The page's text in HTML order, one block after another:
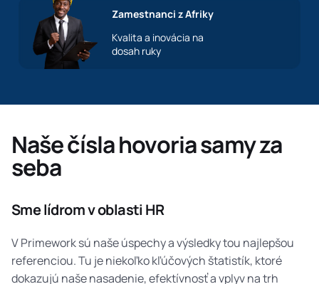
Zamestnanci z Afriky
Kvalita a inovácia na
dosah ruky
Naše čísla hovoria samy za
seba
Sme lídrom v oblasti HR
V Primework sú naše úspechy a výsledky tou najlepšou
referenciou. Tu je niekoľko kľúčových štatistík, ktoré
dokazujú naše nasadenie, efektívnosť a vplyv na trh